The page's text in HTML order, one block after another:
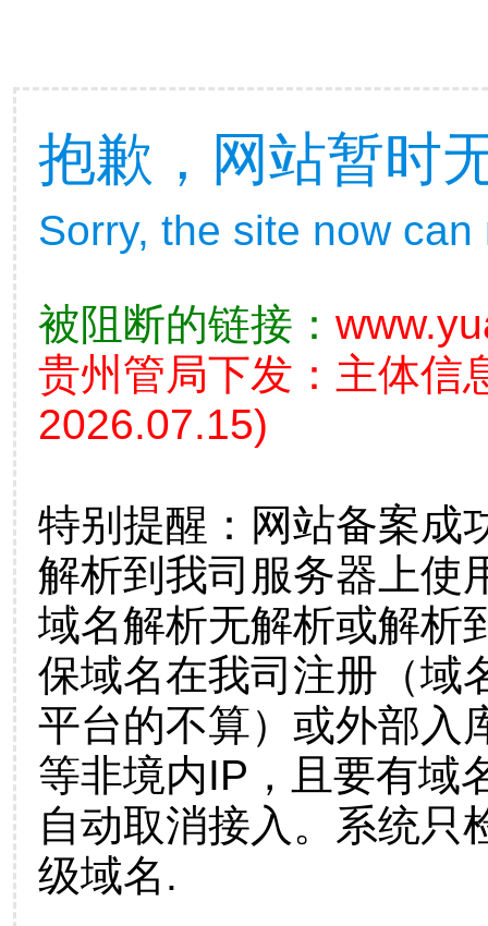
抱歉，网站暂时
Sorry, the site now
被阻断的链接：
贵州管局下发：主体信
2026.07.15)
特别提醒：网站备案成
解析到我司服务器上使
域名解析无解析或解析
保域名在我司注册（域
平台的不算）或外部入
等非境内IP，且要有域
自动取消接入。系统只
级域名.